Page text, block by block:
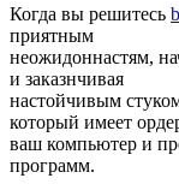
Когда вы решитесь
приятным
неожидоннастям,
и заказнчивая
настойчивым
который имеет
ваш компьютер и
программ.